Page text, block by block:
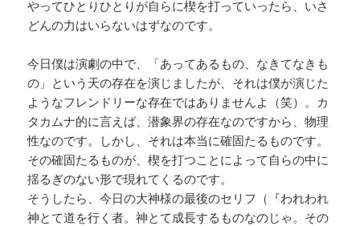
やってひとりひとりが自らに楔を打っていったら、いさ
どんの力はいらないはずなのです。
今日僕は演劇の中で、「あってあるもの、なきてなきも
の」という天の存在を演じましたが、それは僕が演じた
ようなフレンドリーな存在ではありませんよ（笑）。カ
タカムナ的に言えば、潜象界の存在なのですから、物理
性なのです。しかし、それは本当に確固たるものです。
その確固たるものが、楔を打つことによって自らの中に
揺るぎのない形で現れてくるのです。
そうしたら、今日の大神様の最後のセリフ（『われわれ
神とて道を行く者。神とて成長するものなのじゃ。その